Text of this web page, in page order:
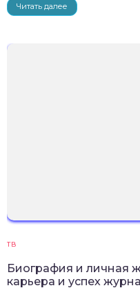
Читать далее
ТВ
Биография и личная
карьера и успех